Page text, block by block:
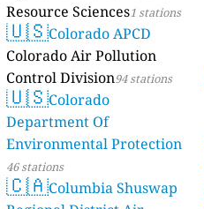
Resource Sciences1 stations
🇺🇸Colorado APCD
Colorado Air Pollution
Control Division94 stations
🇺🇸Colorado
Department Of
Environmental Protection
46 stations
🇨🇦Columbia Shuswap